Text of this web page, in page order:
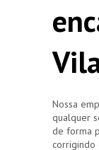
Nossa
qualquer
de forma
corrigindo